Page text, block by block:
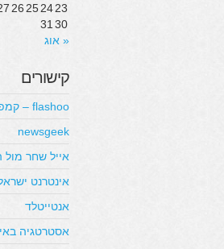
23
24
25
26
30
31
« אוג
קישורים
flashoo – קמפוס הפלאש הישראלי
newsgeek
אייל שחר מול
אינטרנט
אנטייטלד
אסטרטגיה